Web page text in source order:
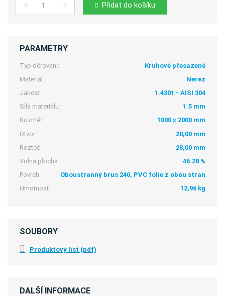
Počet Přidat do košíku
PARAMETRY
Typ děrování:
Kruhové přesazené
Materiál:
Nerez
Jakost:
1.4301 - AISI 304
Síla materiálu:
1.5 mm
Rozměr:
1000 x 2000 mm
Otvor:
20,00 mm
Rozteč:
28,00 mm
Volná plocha:
46.28 %
Povrch:
Oboustranný brus 240, PVC folie z obou stran
Hmotnost:
12,96 kg
SOUBORY
Produktový list (pdf)
DALŠÍ INFORMACE